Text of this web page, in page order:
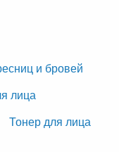
и бровей
лица
Тонер для лица